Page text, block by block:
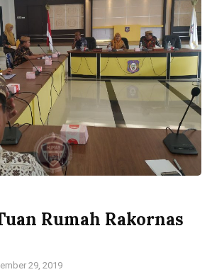
Rumah Rakornas
29, 2019